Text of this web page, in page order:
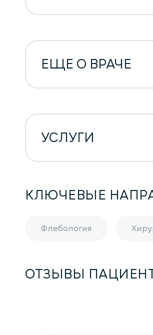
ЕЩЕ О ВРАЧЕ
УСЛУГИ
КЛЮЧЕВЫЕ
Флебология
ОТЗЫВЫ